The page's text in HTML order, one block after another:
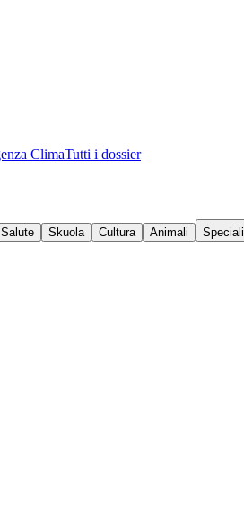
ClimaTutti i dossier
Salute Skuola Cultura Animali
Speciali